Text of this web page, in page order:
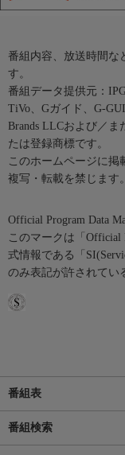
番組内容、放送時間な
す。
番組データ提供元：
TiVo、Gガイド、G-
Brands LLCおよび／
たは登録商標です。
このホームページに掲
複写・転載を禁じます。
Official Program Data
このマークは「Official
式情報である「
のみ表記が許されてい
番組表
番組検索